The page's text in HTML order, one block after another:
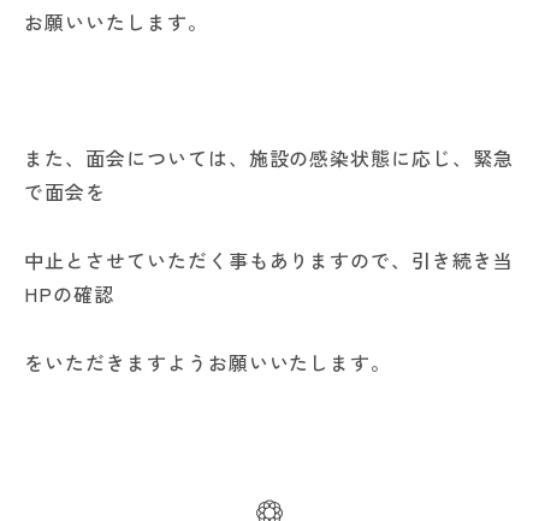
お願いいたします。
また、面会については、施設の感染状態に応じ、緊急
で面会を
中止とさせていただく事もありますので、引き続き当
HPの確認
をいただきますようお願いいたします。